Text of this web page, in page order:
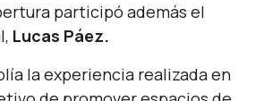
participó además el
Lucas Páez.
la experiencia realizada en